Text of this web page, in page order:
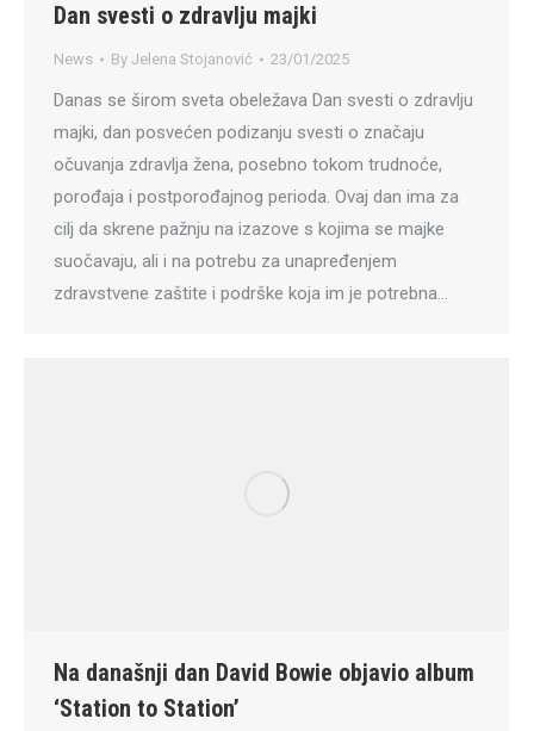
Dan svesti o zdravlju majki
News By Jelena Stojanović 23/01/2025
Danas se širom sveta obeležava Dan svesti o zdravlju
majki, dan posvećen podizanju svesti o značaju
očuvanja zdravlja žena, posebno tokom trudnoće,
porođaja i postporođajnog perioda. Ovaj dan ima za
cilj da skrene pažnju na izazove s kojima se majke
suočavaju, ali i na potrebu za unapređenjem
zdravstvene zaštite i podrške koja im je potrebna…
Na današnji dan David Bowie objavio album
‘Station to Station’